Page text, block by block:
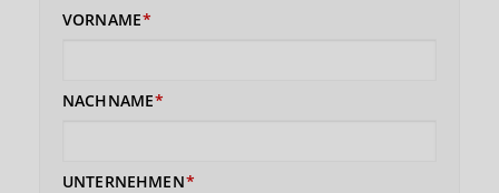
VORNAME
NACHNAME
UNTERNEHMEN